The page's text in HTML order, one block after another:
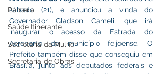
Parceria
Saúde Itinerante
Secretaria da Mulher
Secretaria de Obras
sábado (21), e anunciou a vinda do
Governador Gladson Cameli, que irá
inaugurar o acesso da Estrada do
Aeroporto do município feijoense. O
Prefeito também disse que conseguiu em
Brasília, junto aos deputados federais e